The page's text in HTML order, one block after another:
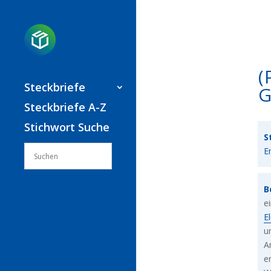
Steckbriefe
Steckbriefe A-Z
Stichwort Suche